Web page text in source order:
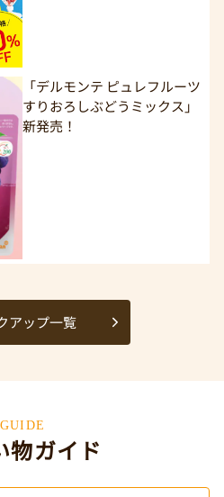
「デルモンテ ピュレフルーツ
すりおろしぶどうミックス」
新発売！
アップ一覧
GUIDE
物ガイド